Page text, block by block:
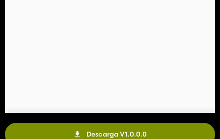
Descarga V1.0.0.0